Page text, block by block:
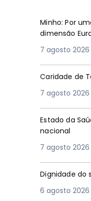
Minho: Por
dimensão
7 agosto 2026
Caridade de
7 agosto 2026
Estado da
nacional
7 agosto 2026
Dignidade do
6 agosto 2026